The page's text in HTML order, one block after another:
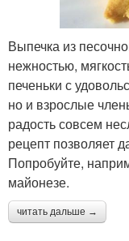
Выпечка из
нежностью,
печеньки с
но и взрослые
радость совсем
рецепт позволяет
Попробуйте,
майонезе.
читать дальше →